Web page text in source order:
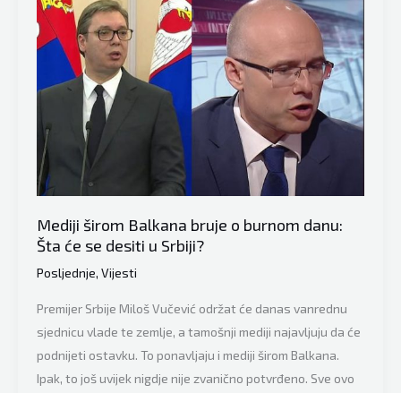
Mediji širom Balkana bruje o burnom danu:
Šta će se desiti u Srbiji?
Posljednje, Vijesti
Premijer Srbije Miloš Vučević održat će danas vanrednu
sjednicu vlade te zemlje, a tamošnji mediji najavljuju da će
podnijeti ostavku. To ponavljaju i mediji širom Balkana.
Ipak, to još uvijek nigdje nije zvanično potvrđeno. Sve ovo